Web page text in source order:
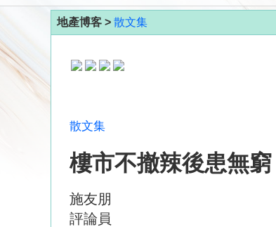
地產博客 > 散文集
散文集
樓市不撤辣後患無窮
施友朋
評論員